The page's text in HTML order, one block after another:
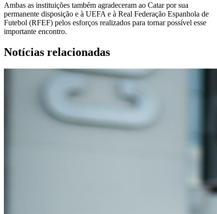
Ambas as instituições também agradeceram ao Catar por sua
permanente disposição e à UEFA e à Real Federação Espanhola de
Futebol (RFEF) pelos esforços realizados para tornar possível esse
importante encontro.
Notícias relacionadas